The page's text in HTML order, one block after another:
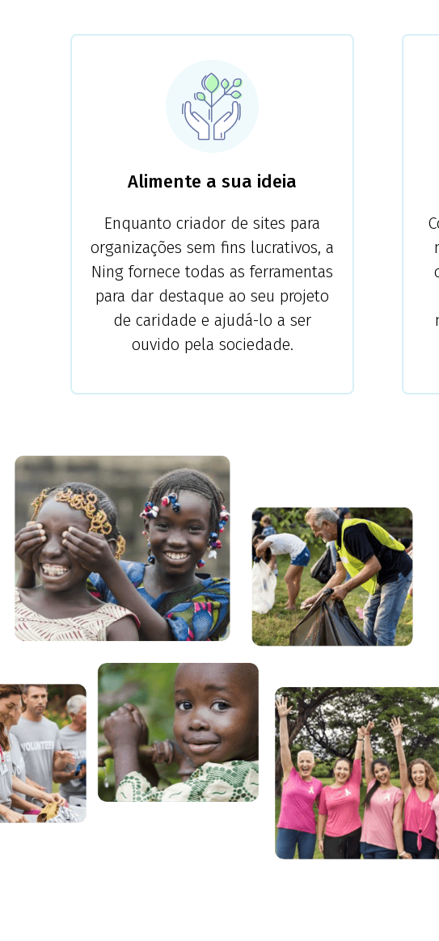
Alimente a sua ideia
Enquanto criador de sites para
organizações sem fins lucrativos, a
Ning fornece todas as ferramentas
para dar destaque ao seu projeto
de caridade e ajudá-lo a ser
ouvido pela sociedade.